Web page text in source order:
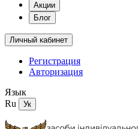
Акции
Блог
Личный кабинет
Регистрация
Авторизация
Язык
Ru
Ук